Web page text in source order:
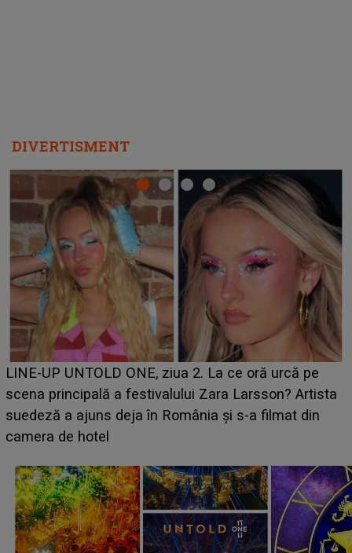
DIVERTISMENT
Ce a dezvăluit noua concurentă din "Casa Iubirii" l-a
luat prin surprindere pe Emanuel. CINE ESTE
BĂIATUL VIZAT de Alexandra?! Aflându-se în fața
faptului împlinit, A RECUNOSCUT IMEDIAT: "Am